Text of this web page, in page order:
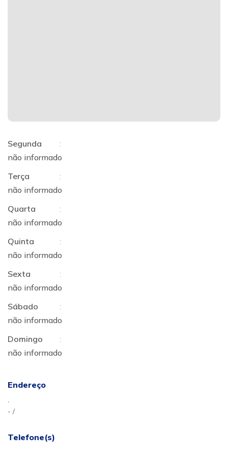
Segunda
:
não informado
Terça
:
não informado
Quarta
:
não informado
Quinta
:
não informado
Sexta
:
não informado
Sábado
:
não informado
Domingo
:
não informado
Endereço
,
- /
Telefone(s)